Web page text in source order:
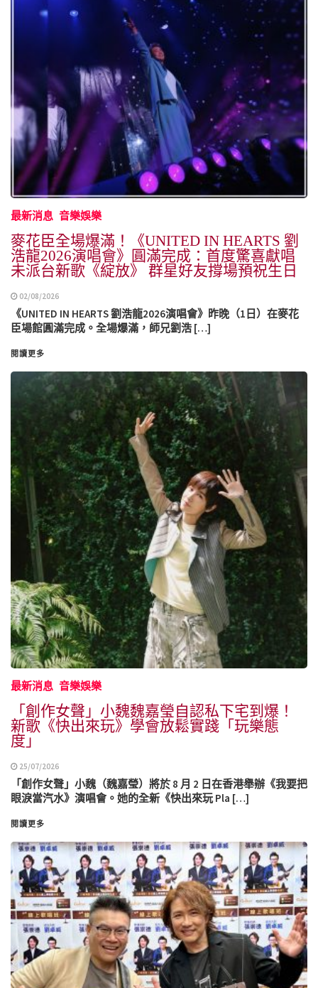
最新消息 音樂娛樂
麥花臣全場爆滿！《UNITED IN HEARTS 劉
浩龍2026演唱會》圓滿完成：首度驚喜獻唱
未派台新歌《綻放》 群星好友撐場預祝生日
02/08/2026
《UNITED IN HEARTS 劉浩龍2026演唱會》昨晚（1日）在麥花
臣場館圓滿完成。全場爆滿，師兄劉浩 […]
閱讀更多
最新消息 音樂娛樂
「創作女聲」小魏魏嘉瑩自認私下宅到爆！
新歌《快出來玩》學會放鬆實踐「玩樂態
度」
25/07/2026
「創作女聲」小魏（魏嘉瑩）將於 8 月 2 日在香港舉辦《我要把
眼淚當汽水》演唱會。她的全新《快出來玩 Pla […]
閱讀更多